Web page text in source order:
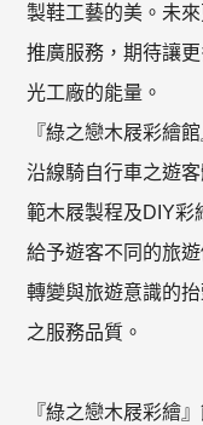
製鞋工藝的美。未
推廣服務，期待讓
光工廠的能量。
『綠之戀木屐彩繪
沿線騎自行車之遊
範木屐製程及DIY彩
給予遊客不同的旅
轉變與旅遊意識的
之服務品質。
『綠之戀木屐彩繪